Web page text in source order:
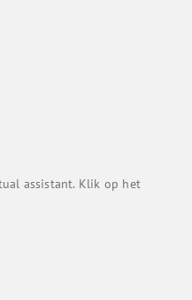
assistant. Klik op het